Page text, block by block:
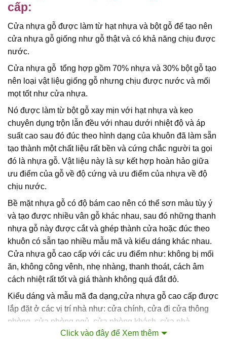
cấp:
Cửa nhựa gỗ được làm từ hạt nhựa và bột gỗ để tạo nên
cửa nhựa gỗ giống như gỗ thật và có khả năng chịu được
nước.
Cửa nhựa gỗ tổng hợp gồm 70% nhựa và 30% bột gỗ tạo
nên loại vật liệu giống gỗ nhưng chịu được nước và mối
mọt tốt như cửa nhựa.
Nó được làm từ bột gỗ xay mịn với hạt nhựa và keo
chuyên dụng trộn lẫn đều với nhau dưới nhiệt độ và áp
suất cao sau đó đúc theo hình dạng của khuôn đã làm sẵn
tạo thành một chất liệu rất bền và cứng chắc người ta gọi
đó là nhựa gỗ. Vật liệu này là sự kết hợp hoàn hảo giữa
ưu điểm của gỗ về độ cứng và ưu điểm của nhựa về độ
chịu nước.
Bề mặt nhựa gỗ có độ bám cao nên có thể sơn màu tùy ý
và tạo được nhiều vân gỗ khác nhau, sau đó những thanh
nhựa gỗ này được cắt và ghép thành cửa hoặc đúc theo
khuôn có sẵn tạo nhiều mẫu mã và kiểu dáng khác nhau.
Cửa nhựa gỗ cao cấp với các ưu điểm như: không bị mối
ăn, không công vênh, nhẹ nhàng, thanh thoát, cách âm
cách nhiệt rất tốt và giá thành không quá đắt đỏ.
Kiểu dáng và mẫu mã đa dạng,cửa nhựa gỗ cao cấp được
lắp đặt ở các vị trí nhà như: cửa chính, cửa đi cửa thông
phòng, cửa phòng ngủ, cửa phòng khách, cửa nhà
tắm….rất nhiều ứng dụng đa dạng khi sử dụng cửa nhựa
Click vào đây để Xem thêm